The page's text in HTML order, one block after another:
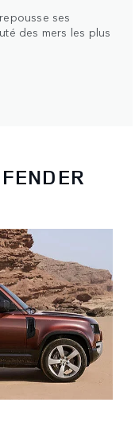
ses
des mers les plus